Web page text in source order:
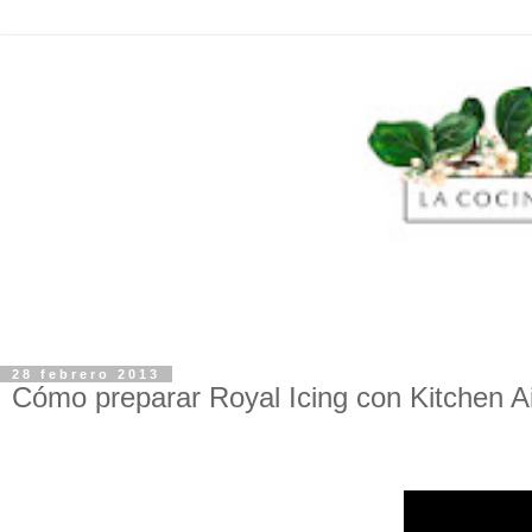
28 febrero 2013
Cómo preparar Royal Icing con Kitchen